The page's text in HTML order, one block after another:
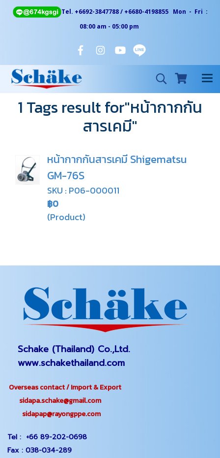
Tel. +6692-3847788 / +6680-4198855 Mon - Fri :
08:00 am - 05:00 pm
1 Tags result for"หน้ากากกัน
สารเคมี"
หน้ากากกันสารเคมี Shigematsu
GM-76S
SKU : P06-000011
฿0
(Product)
Schake (Thailand) Co.,Ltd.
www.schakethailand.com
Overseas contact / Import & Export
sidapa.schake@gmail.com
sidapap@rayongppe.com
Tel : +66 89-202-0698
Fax : 038-034-289